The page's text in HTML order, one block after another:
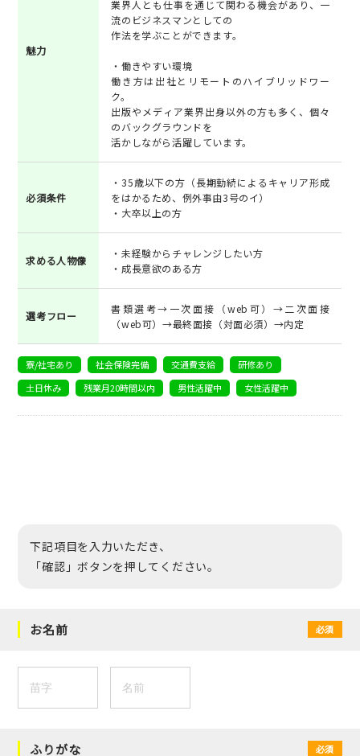
魅力
業界人とも仕事を通じて関わる機会があり、一
流のビジネスマンとしての
作法を学ぶことができます。
・働きやすい環境
働き方は出社とリモートのハイブリッドワー
ク。
出版やメディア業界出身以外の方も多く、個々
のバックグラウンドを
活かしながら活躍しています。
必須条件
・35歳以下の方（長期勤続によるキャリア形成
をはかるため、例外事由3号のイ）
・大卒以上の方
求める人物像
・未経験からチャレンジしたい方
・成長意欲のある方
選考フロー
書類選考→一次面接（web可）→二次面接
（web可）→最終面接（対面必須）→内定
寮/社宅あり 社会保険完備 交通費支給
研修あり
土日休み
残業月20時間以内 男性活躍中 女性活躍中
下記項目を入力いただき、
「確認」ボタンを押してください。
お名前 必須
ふりがな 必須